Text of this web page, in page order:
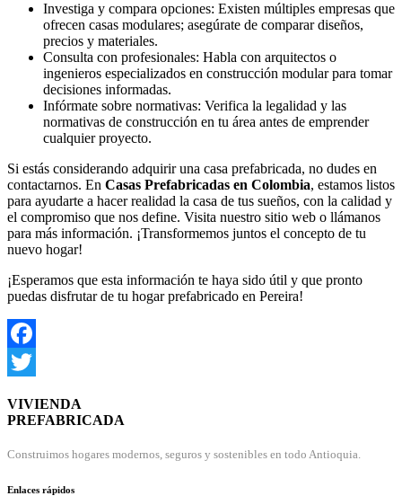
Investiga y compara opciones: Existen múltiples empresas que
ofrecen casas modulares; asegúrate de comparar diseños,
precios y materiales.
Consulta con profesionales: Habla con arquitectos o
ingenieros especializados en construcción modular para tomar
decisiones informadas.
Infórmate sobre normativas: Verifica la legalidad y las
normativas de construcción en tu área antes de emprender
cualquier proyecto.
Si estás considerando adquirir una casa prefabricada, no dudes en
contactarnos. En Casas Prefabricadas en Colombia, estamos listos
para ayudarte a hacer realidad la casa de tus sueños, con la calidad y
el compromiso que nos define. Visita nuestro sitio web o llámanos
para más información. ¡Transformemos juntos el concepto de tu
nuevo hogar!
¡Esperamos que esta información te haya sido útil y que pronto
puedas disfrutar de tu hogar prefabricado en Pereira!
Facebook
VIVIENDA
PREFABRICADA
Construimos hogares modernos, seguros y sostenibles en todo Antioquia.
Enlaces rápidos